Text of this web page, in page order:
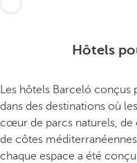
Hôtels
Les hôtels Barceló conçus
dans des destinations où
cœur de parcs naturels, de
de côtes
chaque espace a été